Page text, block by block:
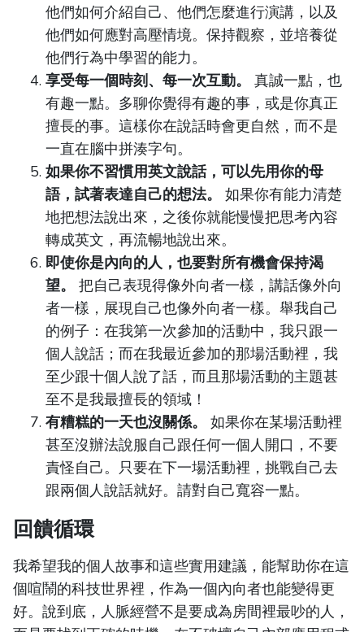
他們如何介紹自己、他們怎麼進行演講，以及
他們如何應對高壓情境。保持觀察，並培養從
他們行為中學習的能力。
享受每一個時刻、每一次互動。
真誠一點，也
有趣一點。多聊你覺得有趣的事，或是你真正
擅長的事。這樣你在說話時會更自然，而不是
一直在腦中拼湊字句。
如果你不習慣用英文說話，可以先用你的母
語，試著表達自己的想法。
如果你有能力清楚
地把想法說出來，之後你就能慢慢把思考內容
轉成英文，再流暢地說出來。
即使你是內向的人，也要對所有機會保持渴
望。
把自己表現得像外向者一樣，講話像外向
者一樣，展現自己也像外向者一樣。舉我自己
的例子：在我第一次參加的活動中，我只跟一
個人說話；而在我最近參加的那場活動裡，我
至少跟十個人說了話，而且那場活動的主題甚
至不是我最擅長的領域！
有糟糕的一天也沒關係。
如果你在某場活動裡
甚至沒辦法說服自己跟任何一個人開口，不要
責怪自己。只要在下一場活動裡，挑戰自己去
跟兩個人說話就好。請對自己寬容一點。
回饋循環
我希望我的個人故事和這些實用建議，能幫助你在這
個喧鬧的科技世界裡，作為一個內向者也能變得更
好。說到底，人脈經營不是要成為房間裡最吵的人，